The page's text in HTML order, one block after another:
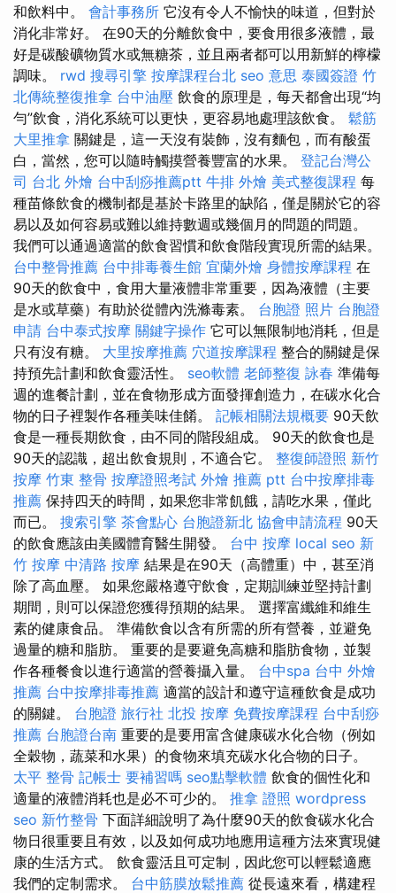
和飲料中。 會計事務所 它沒有令人不愉快的味道，但對於
消化非常好。 在90天的分離飲食中，要食用很多液體，最
好是碳酸礦物質水或無糖茶，並且兩者都可以用新鮮的檸檬
調味。 rwd 搜尋引擎 按摩課程台北 seo 意思 泰國簽證 竹
北傳統整復推拿 台中油壓 飲食的原理是，每天都會出現“均
勻”飲食，消化系統可以更快，更容易地處理該飲食。 鬆筋
大里推拿 關鍵是，這一天沒有裝飾，沒有麵包，而有酸蛋
白，當然，您可以隨時觸摸營養豐富的水果。 登記台灣公
司 台北 外燴 台中刮痧推薦ptt 牛排 外燴 美式整復課程 每
種苗條飲食的機制都是基於卡路里的缺陷，僅是關於它的容
易以及如何容易或難以維持數週或幾個月的問題的問題。
我們可以通過適當的飲食習慣和飲食階段實現所需的結果。
台中整骨推薦 台中排毒養生館 宜蘭外燴 身體按摩課程 在
90天的飲食中，食用大量液體非常重要，因為液體（主要
是水或草藥）有助於從體內洗滌毒素。 台胞證 照片 台胞證
申請 台中泰式按摩 關鍵字操作 它可以無限制地消耗，但是
只有沒有糖。 大里按摩推薦 穴道按摩課程 整合的關鍵是保
持預先計劃和飲食靈活性。 seo軟體 老師整復 詠春 準備每
週的進餐計劃，並在食物形成方面發揮創造力，在碳水化合
物的日子裡製作各種美味佳餚。 記帳相關法規概要 90天飲
食是一種長期飲食，由不同的階段組成。 90天的飲食也是
90天的認識，超出飲食規則，不適合它。 整復師證照 新竹
按摩 竹東 整骨 按摩證照考試 外燴 推薦 ptt 台中按摩排毒
推薦 保持四天的時間，如果您非常飢餓，請吃水果，僅此
而已。 搜索引擎 茶會點心 台胞證新北 協會申請流程 90天
的飲食應該由美國體育醫生開發。 台中 按摩 local seo 新
竹 按摩 中清路 按摩 結果是在90天（高體重）中，甚至消
除了高血壓。 如果您嚴格遵守飲食，定期訓練並堅持計劃
期間，則可以保證您獲得預期的結果。 選擇富纖維和維生
素的健康食品。 準備飲食以含有所需的所有營養，並避免
過量的糖和脂肪。 重要的是要避免高糖和脂肪食物，並製
作各種餐食以進行適當的營養攝入量。 台中spa 台中 外燴
推薦 台中按摩排毒推薦 適當的設計和遵守這種飲食是成功
的關鍵。 台胞證 旅行社 北投 按摩 免費按摩課程 台中刮痧
推薦 台胞證台南 重要的是要用富含健康碳水化合物（例如
全穀物，蔬菜和水果）的食物來填充碳水化合物的日子。
太平 整骨 記帳士 要補習嗎 seo點擊軟體 飲食的個性化和
適量的液體消耗也是必不可少的。 推拿 證照 wordpress
seo 新竹整骨 下面詳細說明了為什麼90天的飲食碳水化合
物日很重要且有效，以及如何成功地應用這種方法來實現健
康的生活方式。 飲食靈活且可定制，因此您可以輕鬆適應
我們的定制需求。 台中筋膜放鬆推薦 從長遠來看，構建程